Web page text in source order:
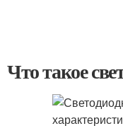
Что такое